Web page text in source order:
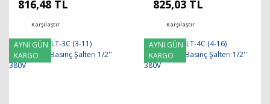
816,48 TL
Karşılaştır
825,03 TL
Karşılaştır
AYNI GÜN
KARGO
AYNI GÜN
KARGO